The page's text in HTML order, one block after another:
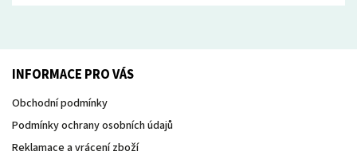
INFORMACE PRO VÁS
Obchodní podmínky
Podmínky ochrany osobních údajů
Reklamace a vrácení zboží